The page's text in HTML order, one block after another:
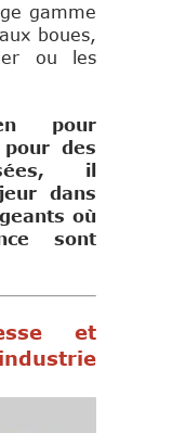
gamme
boues,
ou les
pour
pour des
il
dans
où
sont
et